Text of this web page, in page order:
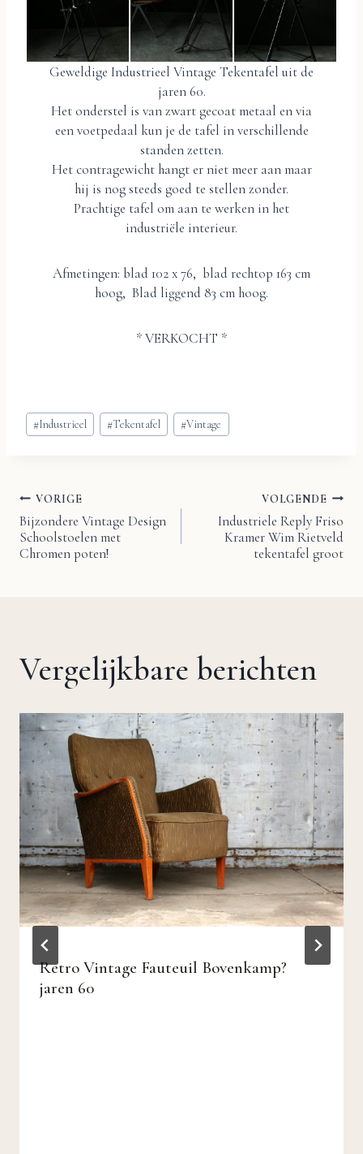
Geweldige Industrieel Vintage Tekentafel uit de
jaren 60.
Het onderstel is van zwart gecoat metaal en via
een voetpedaal kun je de tafel in verschillende
standen zetten.
Het contragewicht hangt er niet meer aan maar
hij is nog steeds goed te stellen zonder.
Prachtige tafel om aan te werken in het
industriële interieur.
Afmetingen: blad 102 x 76, blad rechtop 163 cm
hoog, Blad liggend 83 cm hoog.
* VERKOCHT *
Bericht
tags:
#Industrieel #Tekentafel #Vintage
Bericht
navigatie
VORIGE
Bijzondere Vintage Design
Schoolstoelen met
Chromen poten!
VOLGENDE
Industriele Reply Friso
Kramer Wim Rietveld
tekentafel groot
Vergelijkbare berichten
Retro Vintage Fauteuil Bovenkamp?
jaren 60